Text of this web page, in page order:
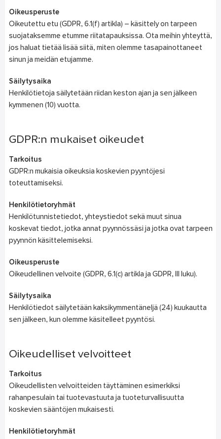
Oikeusperuste
Oikeutettu etu (GDPR, 6.1(f) artikla) – käsittely on tarpeen
suojataksemme etumme riitatapauksissa. Ota meihin yhteyttä,
jos haluat tietää lisää siitä, miten olemme tasapainottaneet
sinun ja meidän etujamme.
Säilytysaika
Henkilötietoja säilytetään riidan keston ajan ja sen jälkeen
kymmenen (10) vuotta.
GDPR:n mukaiset oikeudet
Tarkoitus
GDPR:n mukaisia oikeuksia koskevien pyyntöjesi
toteuttamiseksi.
Henkilötietoryhmät
Henkilötunnistetiedot, yhteystiedot sekä muut sinua
koskevat tiedot, jotka annat pyynnössäsi ja jotka ovat tarpeen
pyynnön käsittelemiseksi.
Oikeusperuste
Oikeudellinen velvoite (GDPR, 6.1(c) artikla ja GDPR, III luku).
Säilytysaika
Henkilötiedot säilytetään kaksikymmentäneljä (24) kuukautta
sen jälkeen, kun olemme käsitelleet pyyntösi.
Oikeudelliset velvoitteet
Tarkoitus
Oikeudellisten velvoitteiden täyttäminen esimerkiksi
rahanpesulain tai tuotevastuuta ja tuoteturvallisuutta
koskevien sääntöjen mukaisesti.
Henkilötietoryhmät